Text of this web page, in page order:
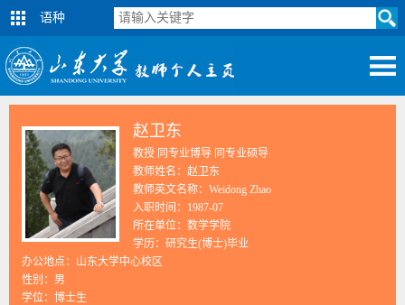
语种
赵卫东
教授 同专业博导 同专业硕导
教师姓名：赵卫东
教师英文名称：Weidong Zhao
入职时间：1987-07
所在单位：数学学院
学历：研究生(博士)毕业
办公地点：山东大学中心校区
性别：男
学位：博士生